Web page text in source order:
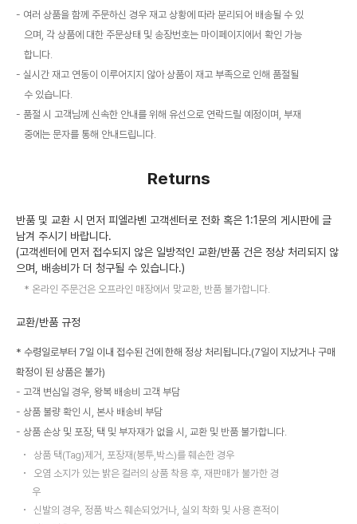
여러 상품을 함께 주문하신 경우 재고 상황에 따라 분리되어 배송될 수 있
으며, 각 상품에 대한 주문상태 및 송장번호는 마이페이지에서 확인 가능
합니다.
실시간 재고 연동이 이루어지지 않아 상품이 재고 부족으로 인해 품절될
수 있습니다.
품절 시 고객님께 신속한 안내를 위해 유선으로 연락드릴 예정이며, 부재
중에는 문자를 통해 안내드립니다.
Returns
반품 및 교환 시 먼저 피엘라벤 고객센터로 전화 혹은 1:1문의 게시판에 글
남겨 주시기 바랍니다.
(고객센터에 먼저 접수되지 않은 일방적인 교환/반품 건은 정상 처리되지 않
으며, 배송비가 더 청구될 수 있습니다.)
온라인 주문건은 오프라인 매장에서 맞교환, 반품 불가합니다.
교환/반품 규정
* 수령일로부터 7일 이내 접수된 건에 한해 정상 처리됩니다.(7일이 지났거나 구매
확정이 된 상품은 불가)
고객 변심일 경우, 왕복 배송비 고객 부담
상품 불량 확인 시, 본사 배송비 부담
상품 손상 및 포장, 택 및 부자재가 없을 시, 교환 및 반품 불가합니다.
상품 택(Tag)제거, 포장재(봉투,박스)를 훼손한 경우
오염 소지가 있는 밝은 컬러의 상품 착용 후, 재판매가 불가한 경
우
신발의 경우, 정품 박스 훼손되었거나, 실외 착화 및 사용 흔적이